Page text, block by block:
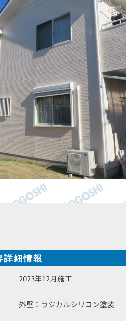
詳細情報
2023年12月施工
外壁：ラジカルシリコン塗装